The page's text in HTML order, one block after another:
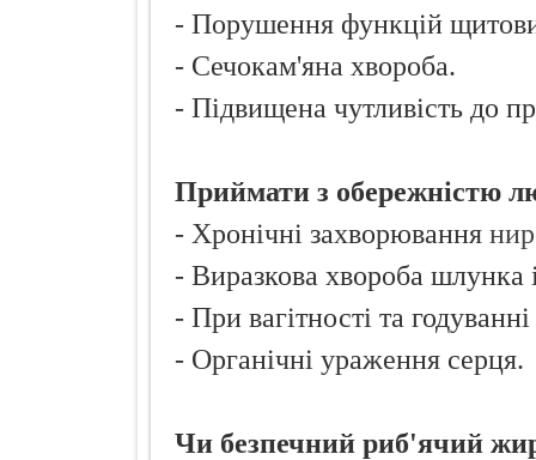
- Порушення функцій
- Сечокам'яна хвороба.
- Підвищена чутливість до
Приймати з обережністю
- Хронічні захворювання
- Виразкова хвороба шлунка
- При вагітності та
- Органічні ураження серця.
Чи безпечний риб'ячий